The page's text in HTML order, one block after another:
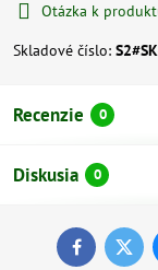
Otázka k
Skladové číslo:
Recenzie 0
Diskusia 0
Facebook